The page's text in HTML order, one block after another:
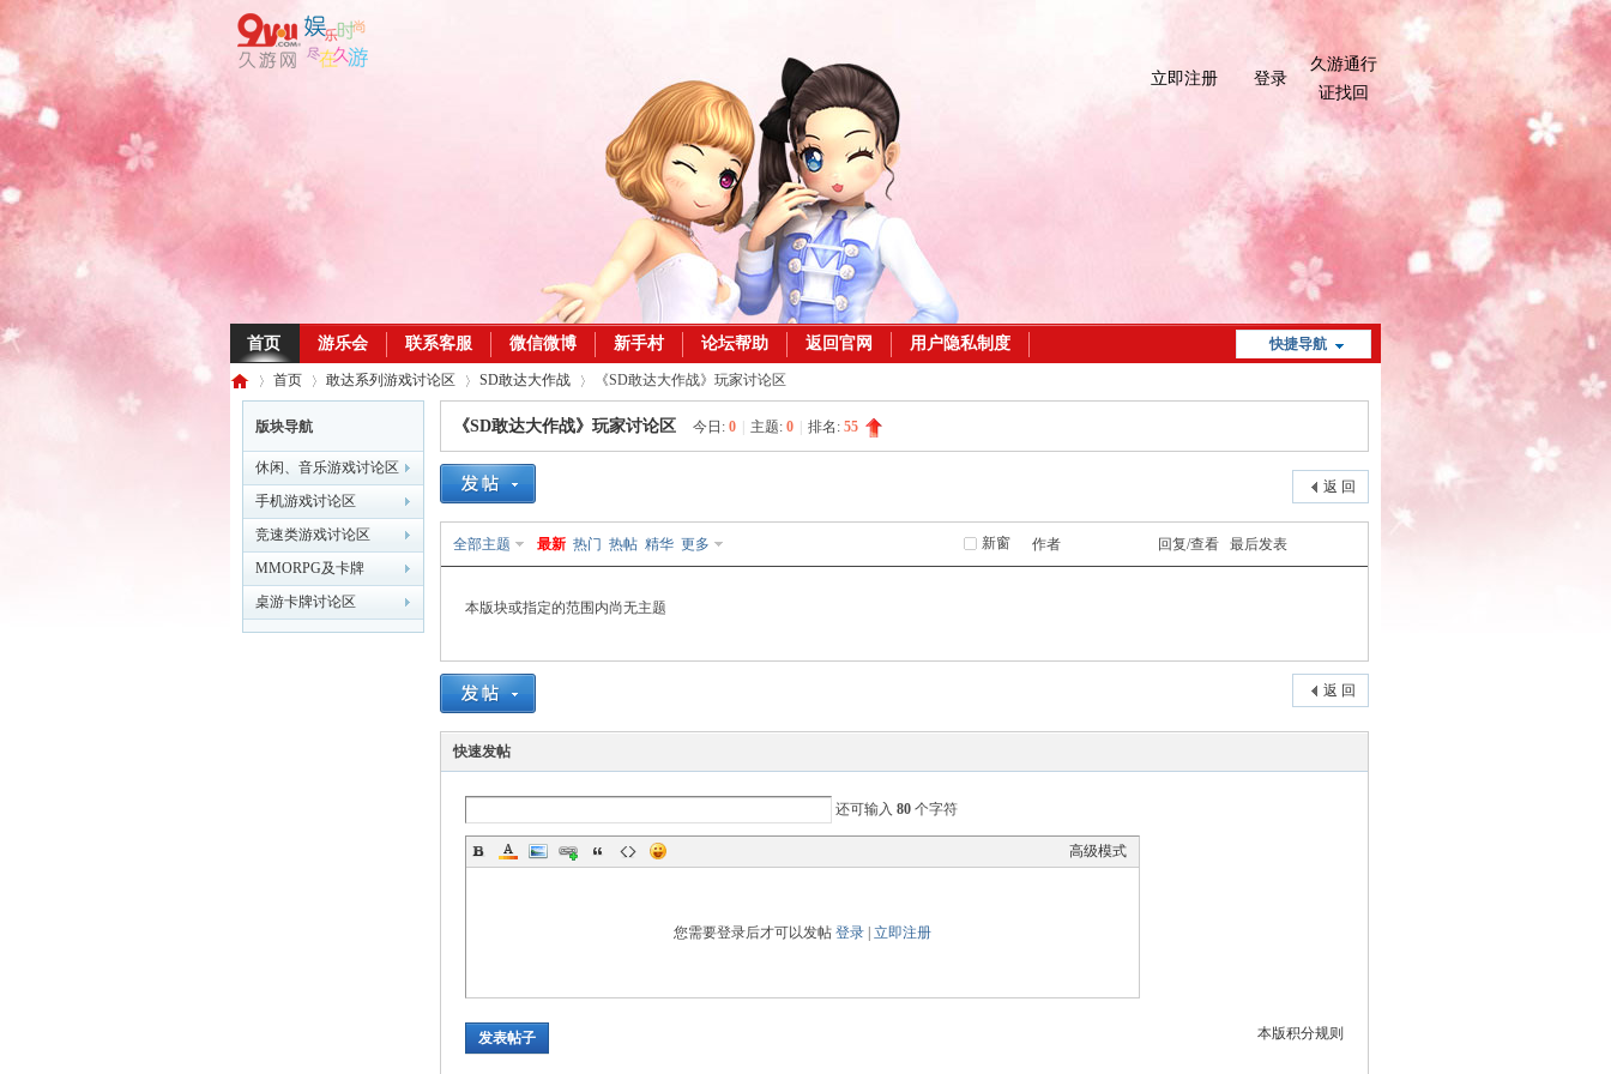
立即注册 登录
久游通行
证找回
快捷导航
首页 游乐会 联系客服 微信微博 新手村 论坛帮助 返回官网 用户隐私制度
久 »
首页
›
敢达系列游戏讨论区
›
SD敢达大作战 《SD敢达大作战》玩家讨论区
版块导航
休闲、音乐游戏讨论区
手机游戏讨论区
竞速类游戏讨论区
MMORPG及卡牌
MOBA类游戏讨论区
桌游卡牌讨论区
《SD敢达大作战》玩家讨论区 今日: 0 主题: 0 排名: 55
返 回
新窗
全部主题 最新 热门 热帖 精华 更多 作者 回复/查看 最后发表
本版块或指定的范围内尚无主题
返 回
快速发帖
还可输入 80 个字符
高级模式
您需要登录后才可以发帖 登录 立即注册
本版积分规则
发表帖子